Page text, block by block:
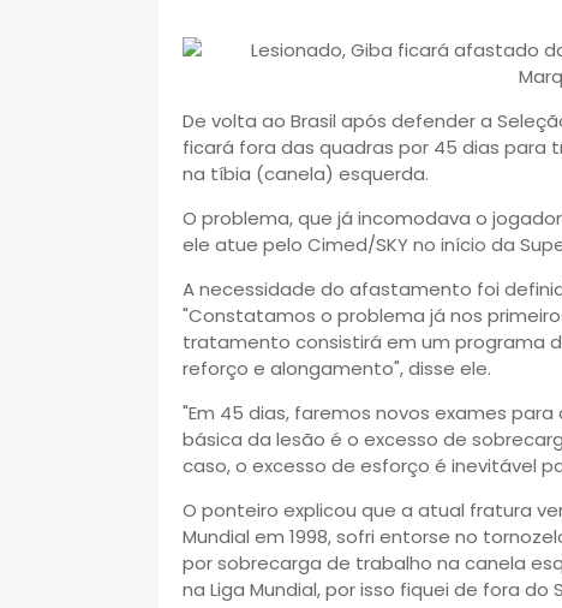
De volta ao Brasil após defender a
ficará fora das quadras por 45 dias para
na tíbia (canela) esquerda.
O problema, que já incomodava o
ele atue pelo Cimed/SKY no início da
A necessidade do afastamento foi
"Constatamos o problema já nos
tratamento consistirá em um programa
reforço e alongamento", disse ele.
"Em 45 dias, faremos novos exames
básica da lesão é o excesso de
caso, o excesso de esforço é inevitável
O ponteiro explicou que a atual fratura
Mundial em 1998, sofri entorse no
por sobrecarga de trabalho na canela
na Liga Mundial, por isso fiquei de fora